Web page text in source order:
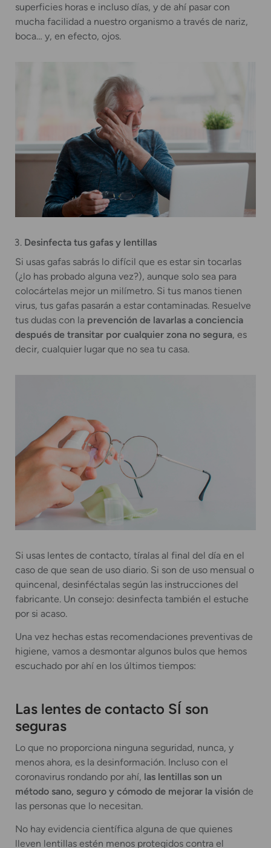
superficies horas e incluso días, y de ahí pasar con
mucha facilidad a nuestro organismo a través de nariz,
boca… y, en efecto, ojos.
Desinfecta tus gafas y lentillas
Si usas gafas sabrás lo difícil que es estar sin tocarlas
(¿lo has probado alguna vez?), aunque solo sea para
colocártelas mejor un milímetro. Si tus manos tienen
virus, tus gafas pasarán a estar contaminadas. Resuelve
tus dudas con la prevención de lavarlas a conciencia
después de transitar por cualquier zona no segura, es
decir, cualquier lugar que no sea tu casa.
Si usas lentes de contacto, tíralas al final del día en el
caso de que sean de uso diario. Si son de uso mensual o
quincenal, desinféctalas según las instrucciones del
fabricante. Un consejo: desinfecta también el estuche
por si acaso.
Una vez hechas estas recomendaciones preventivas de
higiene, vamos a desmontar algunos bulos que hemos
escuchado por ahí en los últimos tiempos:
Las lentes de contacto SÍ son
seguras
Lo que no proporciona ninguna seguridad, nunca, y
menos ahora, es la desinformación. Incluso con el
coronavirus rondando por ahí, las lentillas son un
método sano, seguro y cómodo de mejorar la visión de
las personas que lo necesitan.
No hay evidencia científica alguna de que quienes
lleven lentillas estén menos protegidos contra el